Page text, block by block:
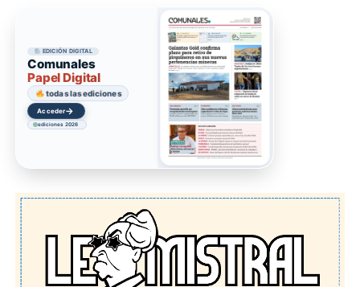
EDICIÓN DIGITAL
Comunales
Papel Digital
todas las ediciones
Acceder→
ediciones 2026